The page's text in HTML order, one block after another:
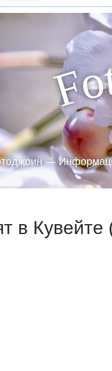
Fo
—
в